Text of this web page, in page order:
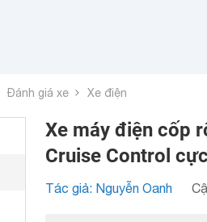
Đánh giá xe Xe điện
Xe máy điện cốp
Cruise Control
Tác giả: Nguyễn Oanh